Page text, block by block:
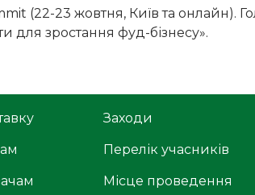
(22-23 жовтня, Київ та онлайн).
для зростання фуд-бізнесу».
Заходи
Перелік учасників
Місце проведення